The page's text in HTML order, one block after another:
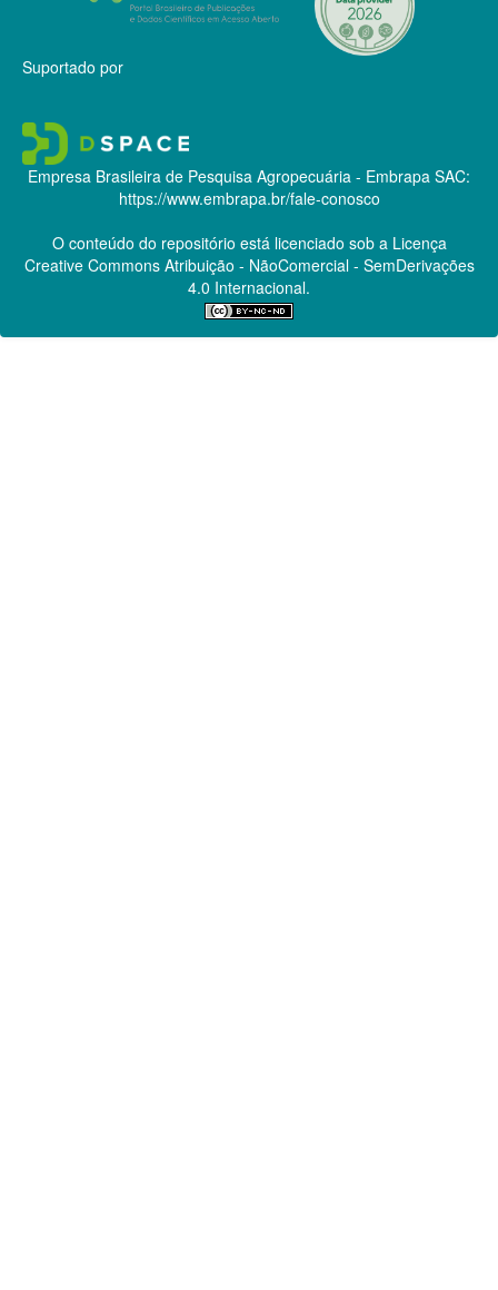
Suportado por
Empresa Brasileira de Pesquisa Agropecuária - Embrapa SAC:
https://www.embrapa.br/fale-conosco
O conteúdo do repositório está licenciado sob a Licença
Creative CommonsAtribuição - NãoComercial - SemDerivações
4.0 Internacional.